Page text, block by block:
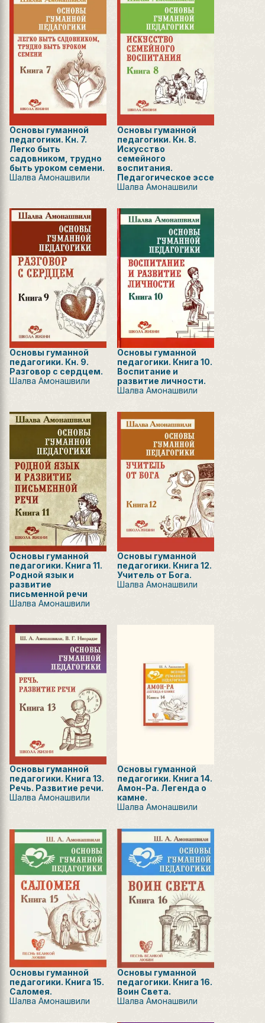
Основы гуманной
педагогики. Кн. 7.
Легко быть
садовником, трудно
быть уроком семени.
Шалва Амонашвили
Основы гуманной
педагогики. Кн. 8.
Искусство
семейного
воспитания.
Педагогическое эссе
Шалва Амонашвили
Основы гуманной
педагогики. Кн. 9.
Разговор с сердцем.
Шалва Амонашвили
Основы гуманной
педагогики. Книга 10.
Воспитание и
развитие личности.
Шалва Амонашвили
Основы гуманной
педагогики. Книга 11.
Родной язык и
развитие
письменной речи
Шалва Амонашвили
Основы гуманной
педагогики. Книга 12.
Учитель от Бога.
Шалва Амонашвили
Основы гуманной
педагогики. Книга 13.
Речь. Развитие речи.
Шалва Амонашвили
Основы гуманной
педагогики. Книга 14.
Амон-Ра. Легенда о
камне.
Шалва Амонашвили
Основы гуманной
педагогики. Книга 15.
Саломея.
Шалва Амонашвили
Основы гуманной
педагогики. Книга 16.
Воин Света.
Шалва Амонашвили